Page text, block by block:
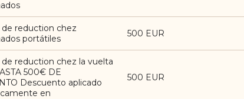
de reduction chez
portátiles
500 EUR
reduction chez la vuelta
500€ DE
Descuento aplicado
en
500 EUR